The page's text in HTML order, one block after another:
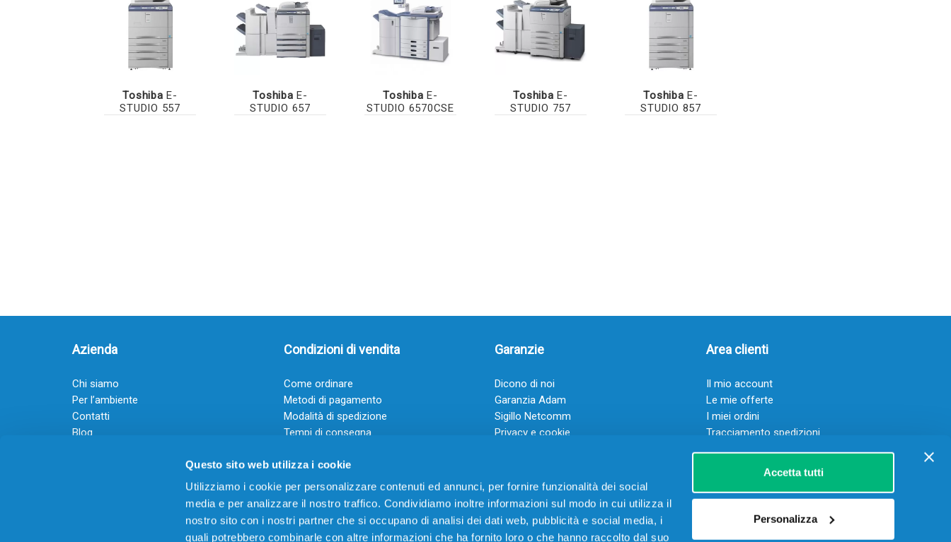
Questo sito web utilizza i cookie
Utilizziamo i cookie per personalizzare contenuti ed annunci, per fornire funzionalità dei social
media e per analizzare il nostro traffico. Condividiamo inoltre informazioni sul modo in cui utilizza il
nostro sito con i nostri partner che si occupano di analisi dei dati web, pubblicità e social media, i
quali potrebbero combinarle con altre informazioni che ha fornito loro o che hanno raccolto dal suo
Accetta tutti
Personalizza
Toshiba E-
STUDIO 557
Toshiba E-
STUDIO 657
Toshiba E-
STUDIO 6570CSE
Toshiba E-
STUDIO 757
Toshiba E-
STUDIO 857
Azienda
Chi siamo
Per l’ambiente
Contatti
Blog
Guadagna con il Dropship
Condizioni di vendita
Come ordinare
Metodi di pagamento
Modalità di spedizione
Tempi di consegna
Garanzie
Dicono di noi
Garanzia Adam
Sigillo Netcomm
Privacy e cookie
Area clienti
Il mio account
Le mie offerte
I miei ordini
Tracciamento spedizioni
Resi
Servizio clienti